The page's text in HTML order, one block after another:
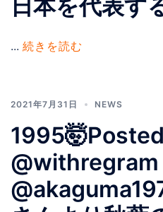
日本を代表す
... 続きを読む
2021年7月31日 NEWS
1995🤯Posted
@withregram